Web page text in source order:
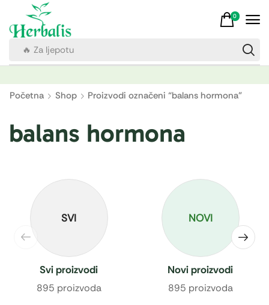
🔥 Za ljepotu
0
Početna Shop Proizvodi označeni “balans hormona”
balans hormona
SVI
Svi proizvodi
895 proizvoda
NOVI
Novi proizvodi
895 proizvoda